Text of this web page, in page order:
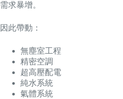
需求暴增。
因此帶動：
無塵室工程
精密空調
超高壓配電
純水系統
氣體系統